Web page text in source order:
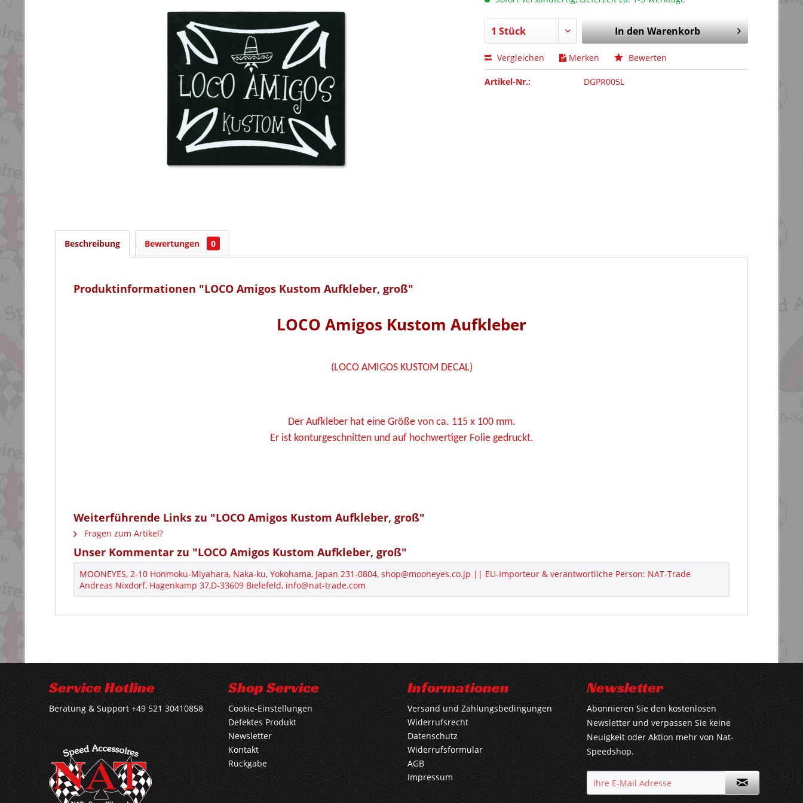
In denWarenkorb
Vergleichen Merken Bewerten
Artikel-Nr.: DGPR005L
Beschreibung Bewertungen 0
Produktinformationen "LOCO Amigos Kustom Aufkleber, groß"
LOCO Amigos Kustom Aufkleber
(LOCO AMIGOS KUSTOM DECAL)
Der Aufkleber hat eine Größe von ca. 115 x 100 mm.
Er ist konturgeschnitten und auf hochwertiger Folie gedruckt.
Weiterführende Links zu "LOCO Amigos Kustom Aufkleber, groß"
Fragen zum Artikel?
Unser Kommentar zu "LOCO Amigos Kustom Aufkleber, groß"
MOONEYES, 2-10 Honmoku-Miyahara, Naka-ku, Yokohama, Japan 231-0804, shop@mooneyes.co.jp || EU-Importeur & verantwortliche Person: NAT-Trade
Andreas Nixdorf, Hagenkamp 37,D-33609 Bielefeld, info@nat-trade.com
Service Hotline
Beratung & Support +49 521 30410858
Shop Service
Cookie-Einstellungen
Defektes Produkt
Newsletter
Kontakt
Rückgabe
Informationen
Versand und Zahlungsbedingungen
Widerrufsrecht
Datenschutz
Widerrufsformular
AGB
Impressum
Newsletter
Abonnieren Sie den kostenlosen
Newsletter und verpassen Sie keine
Neuigkeit oder Aktion mehr von Nat-
Speedshop.